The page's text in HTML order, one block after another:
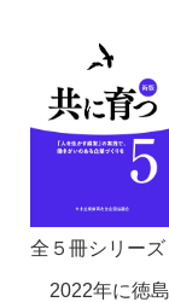
全５冊シリーズ
2022年に徳島